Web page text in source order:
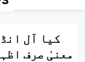
کیا آل
معنیٰ صرف